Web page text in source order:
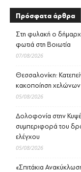
Πρόσφατα άρθρα
Στη φυλακή ο
φωτιά στη Βοιωτία
07/08/2026
Θεσσαλονίκη:
κακοποίηση χελώνων
05/08/2026
Δολοφονία στην
συμπεριφορά του
ελέγχου
05/08/2026
«Σπιτάκια